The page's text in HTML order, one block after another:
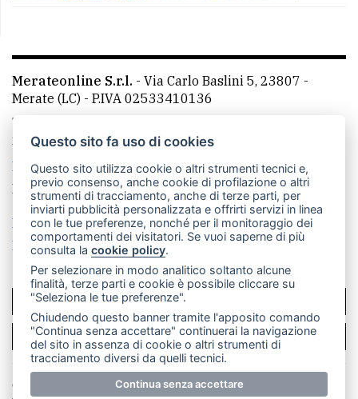
Merateonline S.r.l. - Via Carlo Baslini 5, 23807 -
Merate (LC) - P.IVA 02533410136
Telefono:
mail: redazione@merateonline.it
La redazione
CasateOnline LeccoOnline
RSS
Made by VIP
Privacy policy
Cookie policy
Rivedi le tue scelte sui cookie
SCRIVICI
PER LA TUA PUBBLICITÀ
© Copyright Merateonline S.r.l. - Tutti i diritti riservati.
Questo sito fa uso di cookies
Questo sito utilizza cookie o altri strumenti tecnici e,
previo consenso, anche cookie di profilazione o altri
strumenti di tracciamento, anche di terze parti, per
inviarti pubblicità personalizzata e offrirti servizi in linea
con le tue preferenze, nonché per il monitoraggio dei
comportamenti dei visitatori. Se vuoi saperne di più
consulta lacookie policy.
Per selezionare in modo analitico soltanto alcune
finalità, terze parti e cookie è possibile cliccare su
"Seleziona le tue preferenze".
Chiudendo questo banner tramite l'apposito comando
"Continua senza accettare" continuerai la navigazione
del sito in assenza di cookie o altri strumenti di
tracciamento diversi da quelli tecnici.
Continua senza accettare